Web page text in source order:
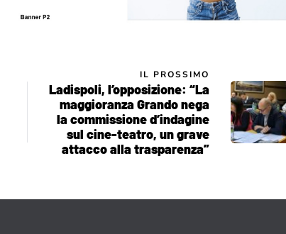
IL PROSSIMO
Ladispoli, l’opposizione: “La
maggioranza Grando nega
la commissione d’indagine
sul cine-teatro, un grave
attacco alla trasparenza”